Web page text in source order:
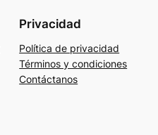
Privacidad
Política de privacidad
Términos y condiciones
Contáctanos